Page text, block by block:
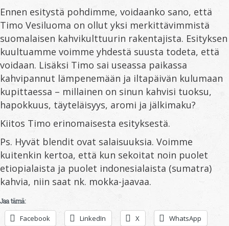
Ennen esitystä pohdimme, voidaanko sano, että
Timo Vesiluoma on ollut yksi merkittävimmistä
suomalaisen kahvikulttuurin rakentajista. Esityksen
kuultuamme voimme yhdestä suusta todeta, että
voidaan. Lisäksi Timo sai useassa paikassa
kahvipannut lämpenemään ja iltapäivän kulumaan
kupittaessa – millainen on sinun kahvisi tuoksu,
hapokkuus, täyteläisyys, aromi ja jälkimaku?
Kiitos Timo erinomaisesta esityksestä.
Ps. Hyvät blendit ovat salaisuuksia. Voimme
kuitenkin kertoa, että kun sekoitat noin puolet
etiopialaista ja puolet indonesialaista (sumatra)
kahvia, niin saat nk. mokka-jaavaa.
Jaa tämä:
Facebook LinkedIn X WhatsApp